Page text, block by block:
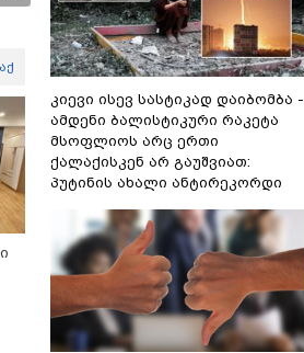
კიევი ისევ სასტიკად დაიბომბა -
ამდენი ბალისტიკური რაკეტა
მსოფლიოს არც ერთი
ქალაქისკენ არ გაუშვიათ:
პუტინის ახალი ანტირეკორდი